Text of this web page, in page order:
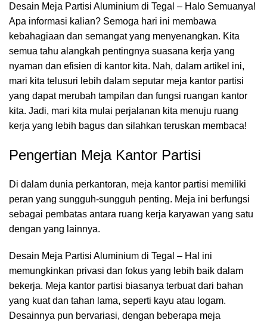
Desain Meja Partisi Aluminium di Tegal – Halo Semuanya!
Apa informasi kalian? Semoga hari ini membawa
kebahagiaan dan semangat yang menyenangkan. Kita
semua tahu alangkah pentingnya suasana kerja yang
nyaman dan efisien di kantor kita. Nah, dalam artikel ini,
mari kita telusuri lebih dalam seputar meja kantor partisi
yang dapat merubah tampilan dan fungsi ruangan kantor
kita. Jadi, mari kita mulai perjalanan kita menuju ruang
kerja yang lebih bagus dan silahkan teruskan membaca!
Pengertian Meja Kantor Partisi
Di dalam dunia perkantoran, meja kantor partisi memiliki
peran yang sungguh-sungguh penting. Meja ini berfungsi
sebagai pembatas antara ruang kerja karyawan yang satu
dengan yang lainnya.
Desain Meja Partisi Aluminium di Tegal – Hal ini
memungkinkan privasi dan fokus yang lebih baik dalam
bekerja. Meja kantor partisi biasanya terbuat dari bahan
yang kuat dan tahan lama, seperti kayu atau logam.
Desainnya pun bervariasi, dengan beberapa meja